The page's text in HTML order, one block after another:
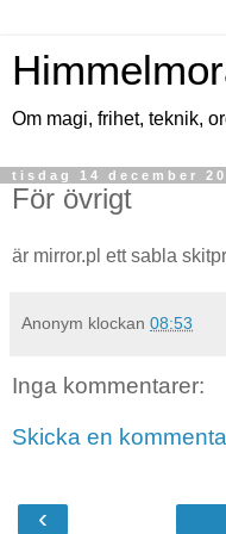
Om magi, frihet, teknik,
tisdag 14 december
För övrigt
är mirror.pl ett sabla
Anonym klockan 08:53
Inga kommentarer:
Skicka en
‹